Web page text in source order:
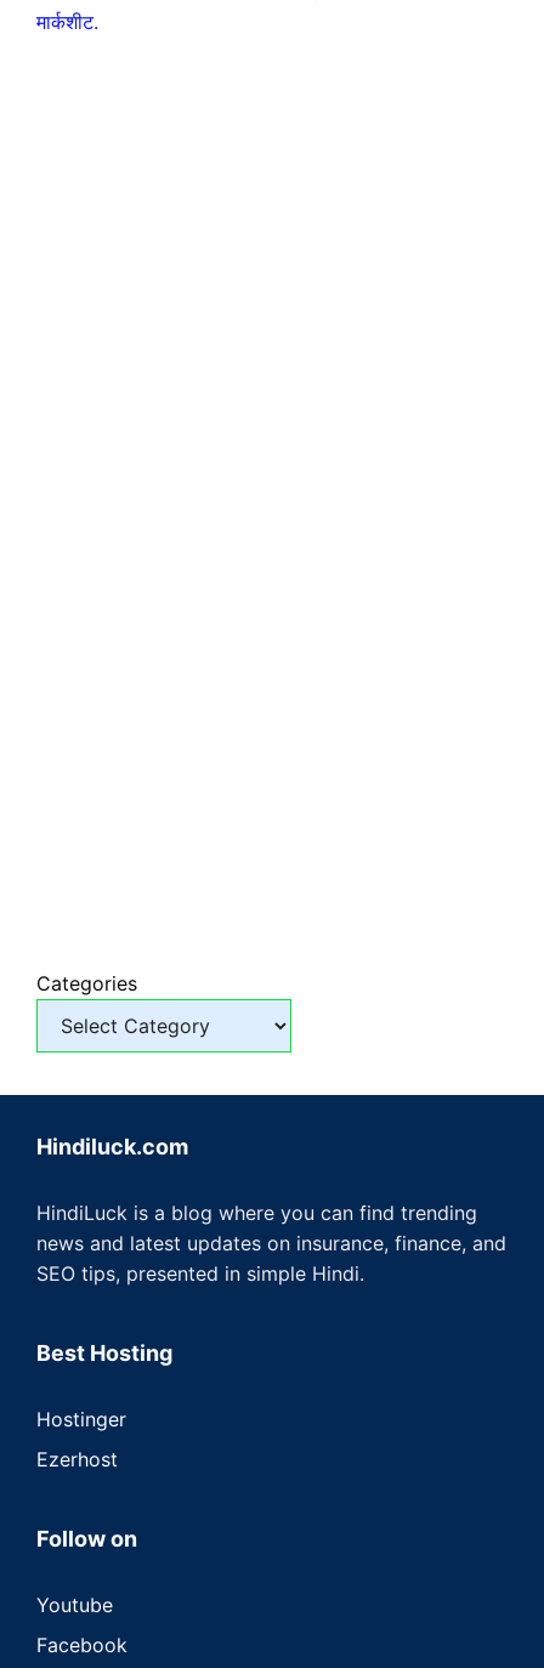
मार्कशीट.
Categories
Hindiluck.com
HindiLuck is a blog where you can find trending
news and latest updates on insurance, finance, and
SEO tips, presented in simple Hindi.
Best Hosting
Hostinger
Ezerhost
Follow on
Youtube
Facebook